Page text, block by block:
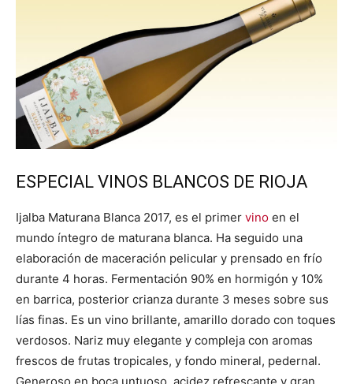
ESPECIAL VINOS BLANCOS DE RIOJA
Ijalba Maturana Blanca 2017, es el primer vino en el
mundo íntegro de maturana blanca. Ha seguido una
elaboración de maceración pelicular y prensado en frío
durante 4 horas. Fermentación 90% en hormigón y 10%
en barrica, posterior crianza durante 3 meses sobre sus
lías finas. Es un vino brillante, amarillo dorado con toques
verdosos. Nariz muy elegante y compleja con aromas
frescos de frutas tropicales, y fondo mineral, pedernal.